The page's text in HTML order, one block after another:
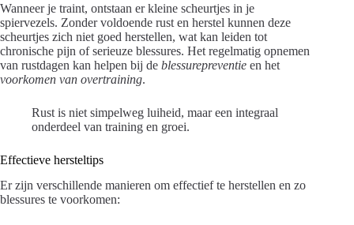
Wanneer je traint, ontstaan er kleine scheurtjes in je
spiervezels. Zonder voldoende rust en herstel kunnen deze
scheurtjes zich niet goed herstellen, wat kan leiden tot
chronische pijn of serieuze blessures. Het regelmatig opnemen
van rustdagen kan helpen bij de blessurepreventie en het
voorkomen van overtraining.
Rust is niet simpelweg luiheid, maar een integraal
onderdeel van training en groei.
Effectieve hersteltips
Er zijn verschillende manieren om effectief te herstellen en zo
blessures te voorkomen: